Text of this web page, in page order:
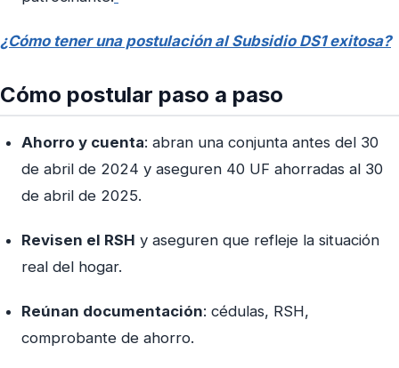
¿Cómo tener una postulación al Subsidio DS1 exitosa?
Cómo postular paso a paso
Ahorro y cuenta: abran una conjunta antes del 30
de abril de 2024 y aseguren 40 UF ahorradas al 30
de abril de 2025.
Revisen el RSH y aseguren que refleje la situación
real del hogar.
Reúnan documentación: cédulas, RSH,
comprobante de ahorro.